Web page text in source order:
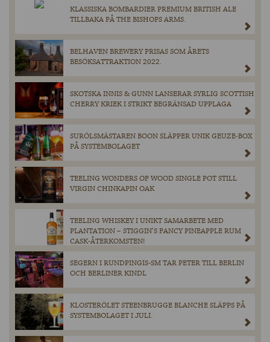
KLASSISKA BOMBARDIER PREMIUM BRITISH ALE
TILLBAKA PÅ THE BISHOPS ARMS.
BELHAVEN BREWERY PRISAS SOM ÅRETS
BESÖKSATTRAKTION 2022.
SKOTSKA INNIS & GUNN LANSERAR SYRLIG SCOTTISH
CHERRY KRIEK I STRIKT BEGRÄNSAD UPPLAGA
SURÖLSMÄSTAREN BOON SLÄPPER UNIK GEUZE-BOX
PÅ SYSTEMBOLAGET
TEELING WONDERS OF WOOD SINGLE POT STILL
VIRGIN CHINKAPIN OAK
TEELING WHISKEY I UNIKT SAMARBETE MED
PLANTATION – STIGGIN’S FANCY PINEAPPLE RUM
CASK-ÅTERKOMSTEN!
SEGERN I RUNDPINGIS-SM TAR PETER TILL BERLIN
OCH BERLINER KINDL
KLOSTERÖLET STEENBRUGGE BLANCHE SLÄPPS PÅ
SYSTEMBOLAGET I JULI.